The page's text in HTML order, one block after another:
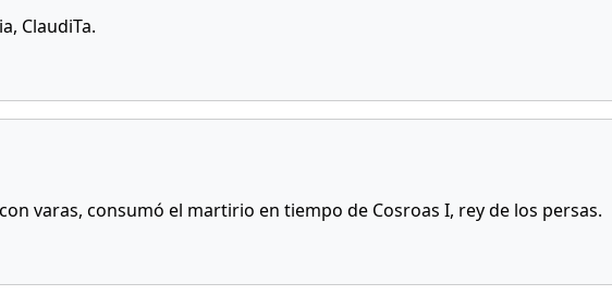
ClaudiTa.
varas, consumó el martirio en tiempo de Cosroas I, rey de los persas.